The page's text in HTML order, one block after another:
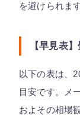
を避けられます
【早見表
以下の表は、
目安です。メ
およその相場